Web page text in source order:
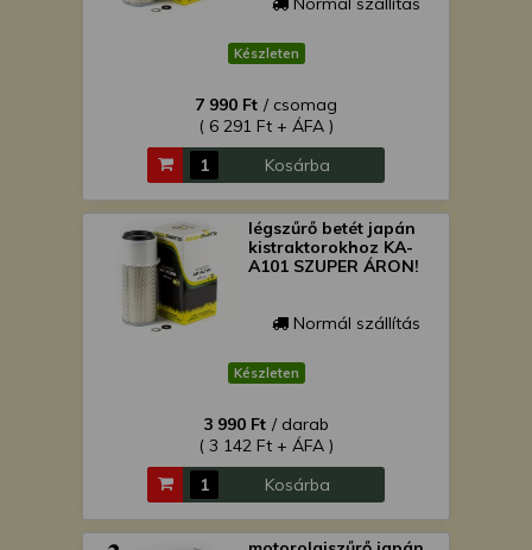
Készleten
7 990 Ft / csomag
( 6 291 Ft + ÁFA )
Kosárba
légszűrő betét japán
kistraktorokhoz KA-
A101 SZUPER ÁRON!
Normál szállítás
Készleten
3 990 Ft / darab
( 3 142 Ft + ÁFA )
Kosárba